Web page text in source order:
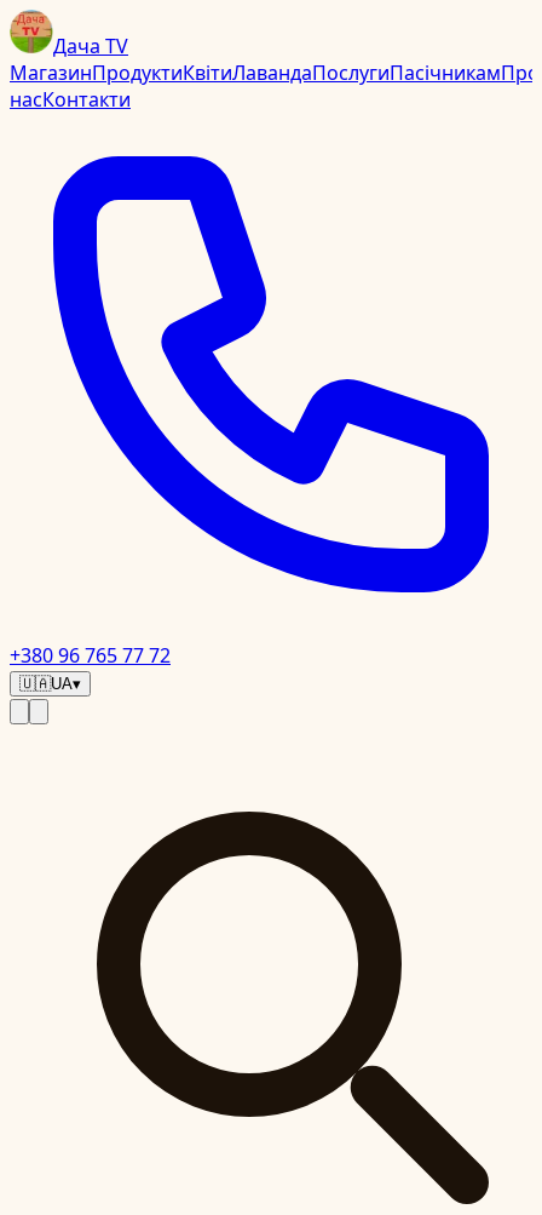
Дача TV
МагазинПродуктиКвітиЛавандаПослугиПасічникамПро
насКонтакти
+380 96 765 77 72
🇺🇦UA▾